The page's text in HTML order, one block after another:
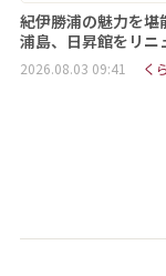
紀伊勝浦の魅力を
浦島、日昇館をリニ
2026.08.03 09:41 く